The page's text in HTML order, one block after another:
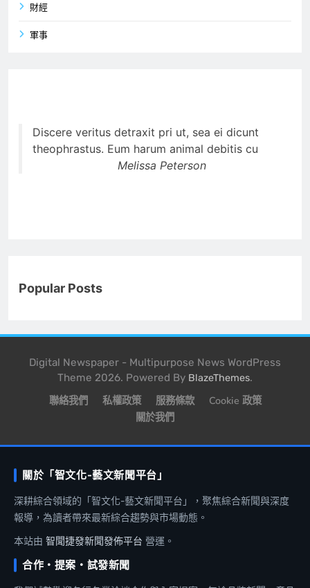
財經
軍事
Discere veritus detraxit pri ut, sea ei dicunt
theophrastus. Eum harum animal debitis cu
Melissa Peterson
Popular Posts
Digital Newspaper - Multipurpose News WordPress
Theme 2026. Powered By BlazeThemes.
聯絡我們 私權政策 服務條款
Cookie 政策
關於我們
關於「智文化-藝文新聞平台」
深耕綜合領域的「智文化-藝文新聞平台」，聚焦綜合新聞與深度
報導，為讀者帶來最新綜合趨勢與市場動態。
本站由 智聞捷發新聞發佈平台 營運。
合作・提案・試發新聞